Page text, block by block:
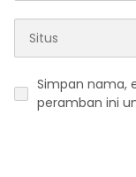
Simpan nama,
peramban ini